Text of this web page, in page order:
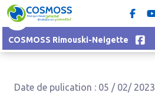
COSMOSS Rimouski-Neigette
Date de pulication : 05 / 02/ 2023